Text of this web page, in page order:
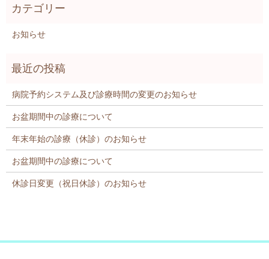
お知らせ
病院予約システム及び診療時間の変更のお知らせ
お盆期間中の診療について
年末年始の診療（休診）のお知らせ
お盆期間中の診療について
休診日変更（祝日休診）のお知らせ